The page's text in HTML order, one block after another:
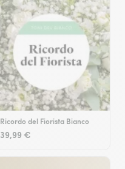
Ricordo del Fiorista Bianco
39,99 €